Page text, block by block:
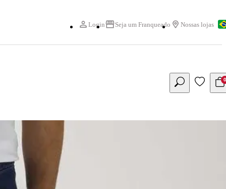
Login Seja um Franqueado Nossas lojas
0